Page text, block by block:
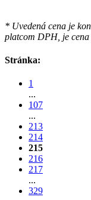
* Uvedená cena je
platcom DPH, je
Stránka:
1
...
107
...
213
214
215
216
217
...
329